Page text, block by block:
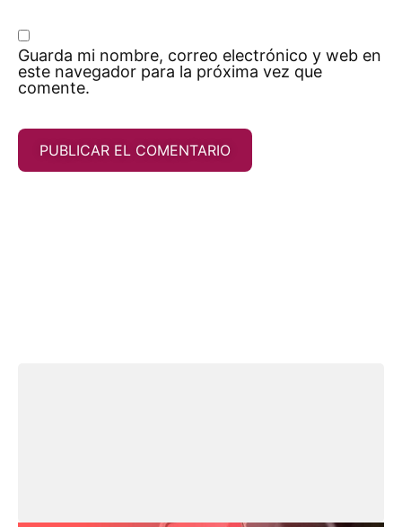
Guarda mi nombre, correo electrónico y web en
este navegador para la próxima vez que
comente.